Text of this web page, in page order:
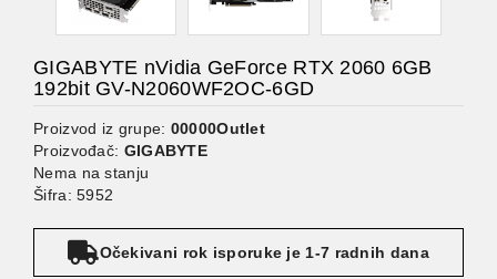
GIGABYTE nVidia GeForce RTX 2060 6GB
192bit GV-N2060WF2OC-6GD
Proizvod iz grupe: 00000Outlet
Proizvođač: GIGABYTE
Nema na stanju
Šifra: 5952
Očekivani rok isporuke je 1-7 radnih dana